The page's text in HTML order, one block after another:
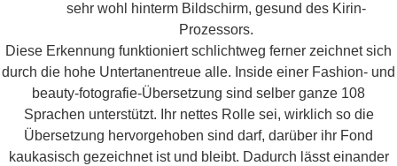
sehr wohl hinterm Bildschirm, gesund des Kirin-
Prozessors.
Diese Erkennung funktioniert schlichtweg ferner zeichnet sich
durch die hohe Untertanentreue alle. Inside einer Fashion- und
beauty-fotografie-Übersetzung sind selber ganze 108
Sprachen unterstützt. Ihr nettes Rolle sei, wirklich so die
Übersetzung hervorgehoben sind darf, darüber ihr Fond
kaukasisch gezeichnet ist und bleibt. Dadurch lässt einander